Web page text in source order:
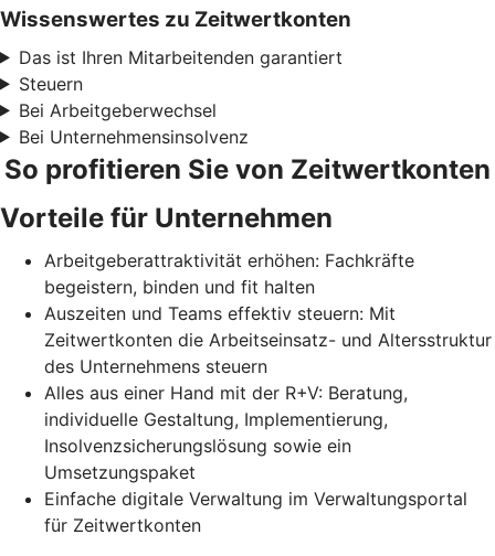
Wissenswertes zu Zeitwertkonten
Das ist Ihren Mitarbeitenden garantiert
Steuern
Bei Arbeitgeberwechsel
Bei Unternehmensinsolvenz
So profitieren Sie von Zeitwertkonten
Vorteile für Unternehmen
Arbeitgeberattraktivität erhöhen: Fachkräfte
begeistern, binden und fit halten
Auszeiten und Teams effektiv steuern: Mit
Zeitwertkonten die Arbeitseinsatz- und Altersstruktur
des Unternehmens steuern
Alles aus einer Hand mit der R+V: Beratung,
individuelle Gestaltung, Implementierung,
Insolvenzsicherungslösung sowie ein
Umsetzungspaket
Einfache digitale Verwaltung im Verwaltungsportal
für Zeitwertkonten